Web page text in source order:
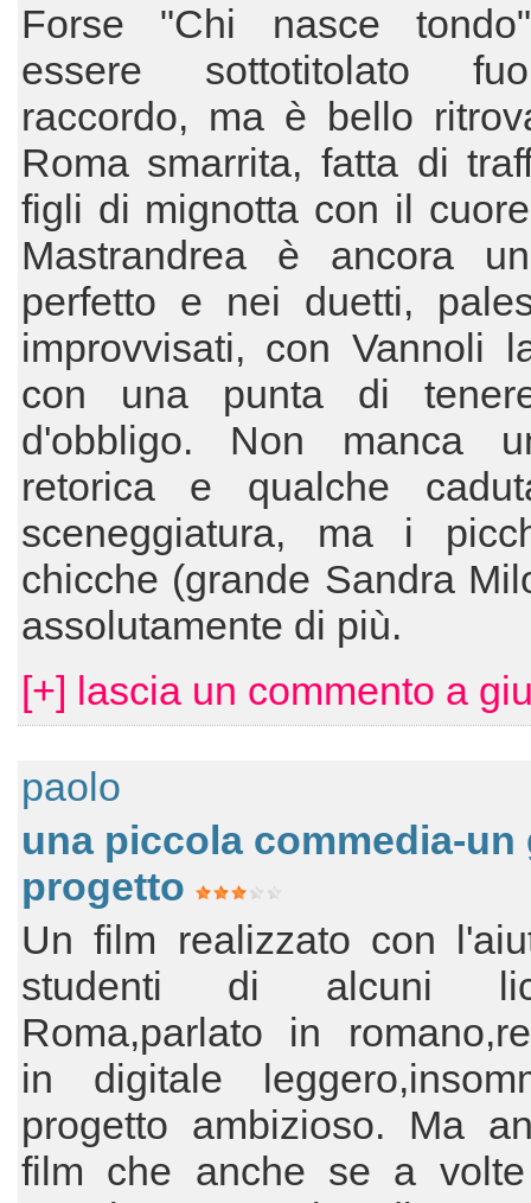
Forse "Chi nasce
essere sottotitolato
raccordo, ma è bello
Roma smarrita, fatta di
figli di mignotta con il
Mastrandrea è ancora
perfetto e nei duetti,
improvvisati, con Vannoli
con una punta di
d'obbligo. Non manca
retorica e qualche
sceneggiatura, ma i
chicche (grande Sandra
assolutamente di più.
[+] lascia un commento a
paolo
una piccola commedia-un
progetto
Un film realizzato con
studenti di alcuni
Roma,parlato in
in digitale
progetto ambizioso. Ma
film che anche se a